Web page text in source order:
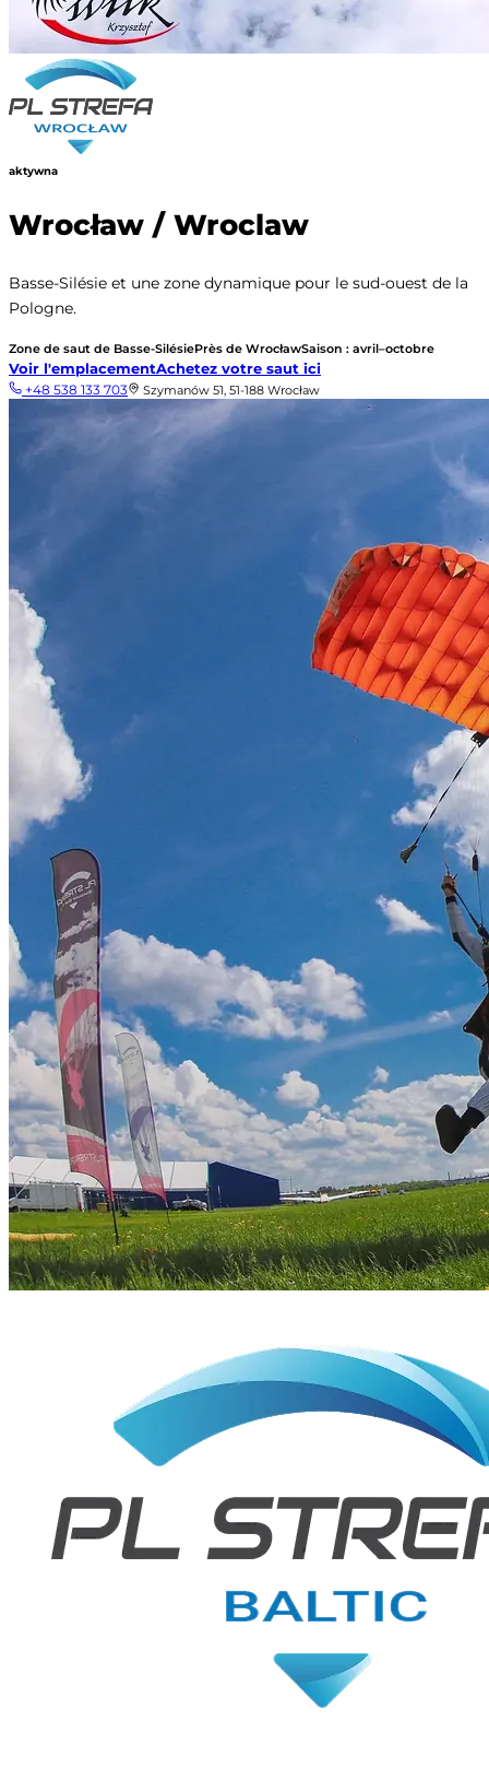
aktywna
Wrocław / Wroclaw
Basse-Silésie et une zone dynamique pour le sud-ouest de la
Pologne.
Zone de saut de Basse-SilésiePrès de WrocławSaison : avril–octobre
Voir l'emplacementAchetez votre saut ici
+48 538 133 703 Szymanów 51, 51-188 Wrocław